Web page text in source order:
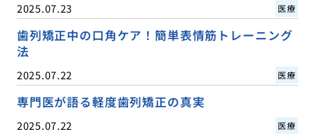
2025.07.23 医療
歯列矯正中の口角ケア！簡単表情筋トレーニング
法
2025.07.22 医療
専門医が語る軽度歯列矯正の真実
2025.07.22 医療